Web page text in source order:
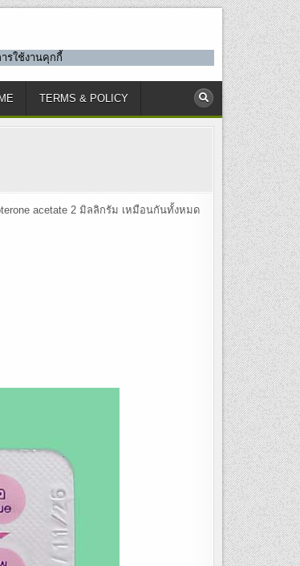
รใช้งานคุกกี้
TERMS & POLICY
acetate 2 มิลลิกรัม เหมือนกันทั้งหมด